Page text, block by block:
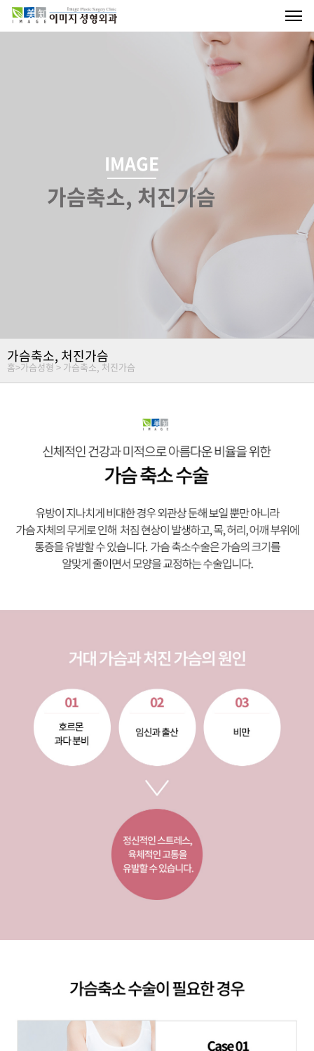
IMAGE
가슴축소, 처진가슴
가슴축소, 처진가슴
홈>가슴성형 > 가슴축소, 처진가슴